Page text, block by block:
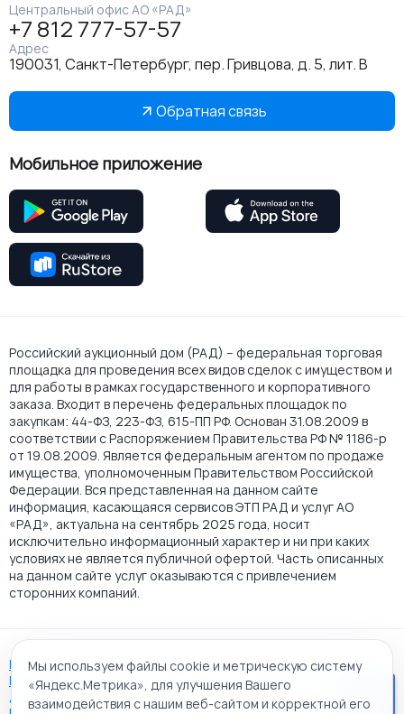
Центральный офис АО «РАД»
+7 812 777-57-57
Адрес
190031, Санкт-Петербург, пер. Гривцова, д. 5, лит. В
Обратная связь
Мобильное приложение
Российский аукционный дом (РАД) – федеральная торговая
площадка для проведения всех видов сделок с имуществом и
для работы в рамках государственного и корпоративного
заказа. Входит в перечень федеральных площадок по
закупкам: 44-ФЗ, 223-ФЗ, 615-ПП РФ. Основан 31.08.2009 в
соответствии с Распоряжением Правительства РФ № 1186-р
от 19.08.2009. Является федеральным агентом по продаже
имущества, уполномоченным Правительством Российской
Федерации. Вся представленная на данном сайте
информация, касающаяся сервисов ЭТП РАД и услуг АО
«РАД», актуальна на сентябрь 2025 года, носит
исключительно информационный характер и ни при каких
условиях не является публичной офертой. Часть описанных
на данном сайте услуг оказываются с привлечением
сторонних компаний.
Пользовательское соглашение
Политика АО "РАД" в отношении обработки персональных
данных
Мы используем файлы cookie и метрическую систему
«Яндекс.Метрика», для улучшения Вашего
взаимодействия с нашим веб-сайтом и корректной его